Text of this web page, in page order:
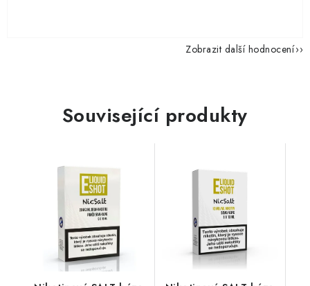
Zobrazit další hodnocení
Související produkty